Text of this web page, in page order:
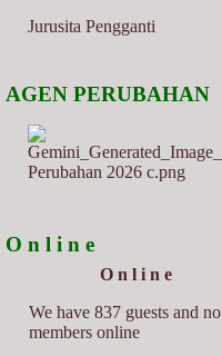
Jurusita Pengganti
AGEN PERUBAHAN
O n l i n e
O n l i n e
We have 837 guests and no
members online